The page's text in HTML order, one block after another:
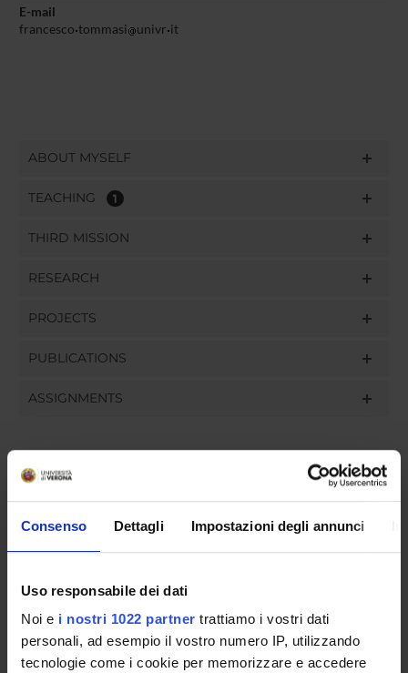
Consenso Dettagli Impostazioni degli annunci
Uso responsabile dei dati
Noi e i nostri 1022 partner trattiamo i vostri dati
personali, ad esempio il vostro numero IP, utilizzando
tecnologie come i cookie per memorizzare e accedere
E-mail
francesco tommasi univr it
ABOUT MYSELF
TEACHING 1
THIRD MISSION
RESEARCH
PROJECTS
PUBLICATIONS
ASSIGNMENTS
ORGANISATION
DEPARTMENT ADMINISTRATION OFFICES
STUDENT ADMINISTRATION OFFICES